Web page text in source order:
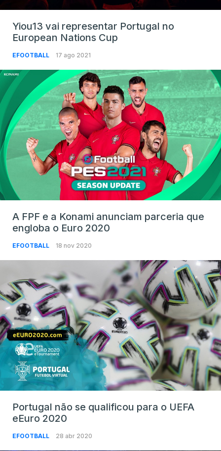
Yiou13 vai representar Portugal no
European Nations Cup
EFOOTBALL 17 ago 2021
A FPF e a Konami anunciam parceria que
engloba o Euro 2020
EFOOTBALL 18 nov 2020
Portugal não se qualificou para o UEFA
eEuro 2020
EFOOTBALL 28 abr 2020